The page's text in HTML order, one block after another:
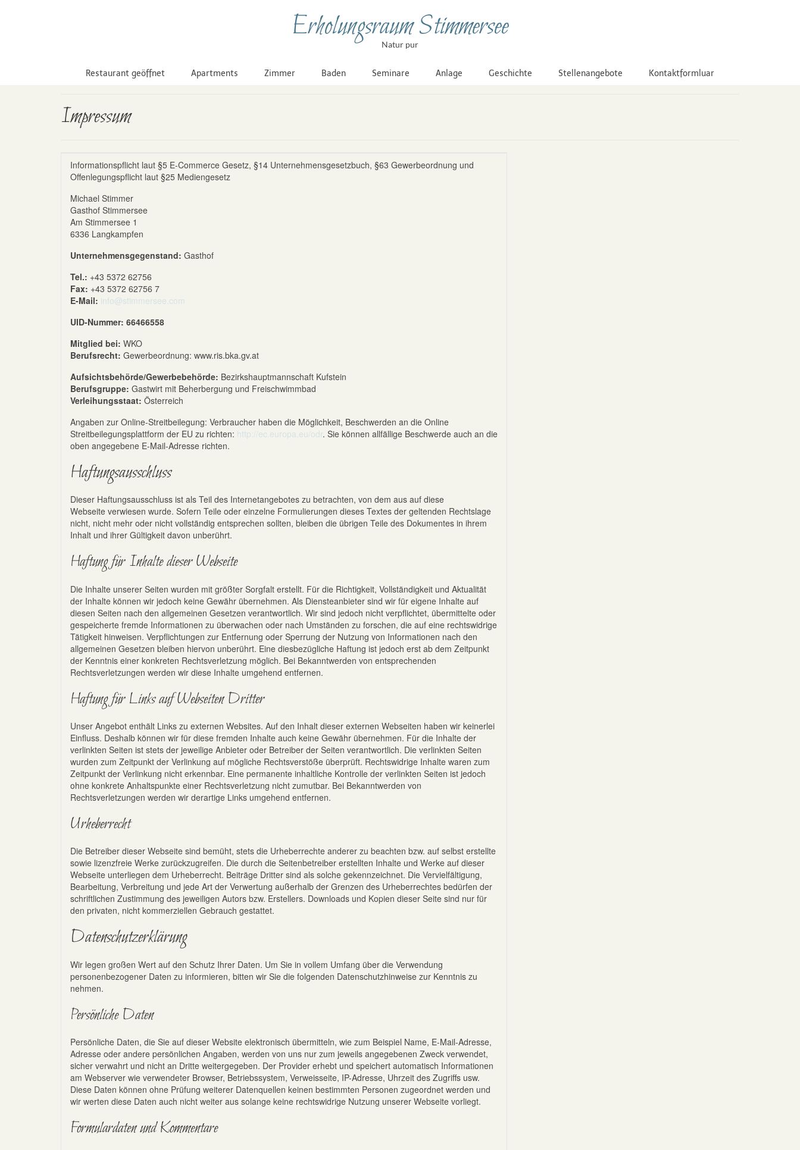
Erholungsraum Stimmersee
Natur pur
Restaurant geöffnet Apartments Zimmer Baden Seminare Anlage Geschichte Stellenangebote Kontaktformluar
Impressum
Informationspflicht laut §5 E-Commerce Gesetz, §14 Unternehmensgesetzbuch, §63 Gewerbeordnung und
Offenlegungspflicht laut §25 Mediengesetz
Michael Stimmer
Gasthof Stimmersee
Am Stimmersee 1
6336 Langkampfen
Unternehmensgegenstand: Gasthof
Tel.: +43 5372 62756
Fax: +43 5372 62756 7
E-Mail: info@stimmersee.com
UID-Nummer: 66466558
Mitglied bei: WKO
Berufsrecht: Gewerbeordnung: www.ris.bka.gv.at
Aufsichtsbehörde/Gewerbebehörde: Bezirkshauptmannschaft Kufstein
Berufsgruppe: Gastwirt mit Beherbergung und Freischwimmbad
Verleihungsstaat: Österreich
Angaben zur Online-Streitbeilegung: Verbraucher haben die Möglichkeit, Beschwerden an die Online
Streitbeilegungsplattform der EU zu richten: http://ec.europa.eu/odr. Sie können allfällige Beschwerde auch an die
oben angegebene E-Mail-Adresse richten.
Haftungsausschluss
Dieser Haftungsausschluss ist als Teil des Internetangebotes zu betrachten, von dem aus auf diese
Webseite verwiesen wurde. Sofern Teile oder einzelne Formulierungen dieses Textes der geltenden Rechtslage
nicht, nicht mehr oder nicht vollständig entsprechen sollten, bleiben die übrigen Teile des Dokumentes in ihrem
Inhalt und ihrer Gültigkeit davon unberührt.
Haftung für Inhalte dieser Webseite
Die Inhalte unserer Seiten wurden mit größter Sorgfalt erstellt. Für die Richtigkeit, Vollständigkeit und Aktualität
der Inhalte können wir jedoch keine Gewähr übernehmen. Als Diensteanbieter sind wir für eigene Inhalte auf
diesen Seiten nach den allgemeinen Gesetzen verantwortlich. Wir sind jedoch nicht verpflichtet, übermittelte oder
gespeicherte fremde Informationen zu überwachen oder nach Umständen zu forschen, die auf eine rechtswidrige
Tätigkeit hinweisen. Verpflichtungen zur Entfernung oder Sperrung der Nutzung von Informationen nach den
allgemeinen Gesetzen bleiben hiervon unberührt. Eine diesbezügliche Haftung ist jedoch erst ab dem Zeitpunkt
der Kenntnis einer konkreten Rechtsverletzung möglich. Bei Bekanntwerden von entsprechenden
Rechtsverletzungen werden wir diese Inhalte umgehend entfernen.
Haftung für Links auf Webseiten Dritter
Unser Angebot enthält Links zu externen Websites. Auf den Inhalt dieser externen Webseiten haben wir keinerlei
Einfluss. Deshalb können wir für diese fremden Inhalte auch keine Gewähr übernehmen. Für die Inhalte der
verlinkten Seiten ist stets der jeweilige Anbieter oder Betreiber der Seiten verantwortlich. Die verlinkten Seiten
wurden zum Zeitpunkt der Verlinkung auf mögliche Rechtsverstöße überprüft. Rechtswidrige Inhalte waren zum
Zeitpunkt der Verlinkung nicht erkennbar. Eine permanente inhaltliche Kontrolle der verlinkten Seiten ist jedoch
ohne konkrete Anhaltspunkte einer Rechtsverletzung nicht zumutbar. Bei Bekanntwerden von
Rechtsverletzungen werden wir derartige Links umgehend entfernen.
Urheberrecht
Die Betreiber dieser Webseite sind bemüht, stets die Urheberrechte anderer zu beachten bzw. auf selbst erstellte
sowie lizenzfreie Werke zurückzugreifen. Die durch die Seitenbetreiber erstellten Inhalte und Werke auf dieser
Webseite unterliegen dem Urheberrecht. Beiträge Dritter sind als solche gekennzeichnet. Die Vervielfältigung,
Bearbeitung, Verbreitung und jede Art der Verwertung außerhalb der Grenzen des Urheberrechtes bedürfen der
schriftlichen Zustimmung des jeweiligen Autors bzw. Erstellers. Downloads und Kopien dieser Seite sind nur für
den privaten, nicht kommerziellen Gebrauch gestattet.
Datenschutzerklärung
Wir legen großen Wert auf den Schutz Ihrer Daten. Um Sie in vollem Umfang über die Verwendung
personenbezogener Daten zu informieren, bitten wir Sie die folgenden Datenschutzhinweise zur Kenntnis zu
nehmen.
Persönliche Daten
Persönliche Daten, die Sie auf dieser Website elektronisch übermitteln, wie zum Beispiel Name, E-Mail-Adresse,
Adresse oder andere persönlichen Angaben, werden von uns nur zum jeweils angegebenen Zweck verwendet,
sicher verwahrt und nicht an Dritte weitergegeben. Der Provider erhebt und speichert automatisch Informationen
am Webserver wie verwendeter Browser, Betriebssystem, Verweisseite, IP-Adresse, Uhrzeit des Zugriffs usw.
Diese Daten können ohne Prüfung weiterer Datenquellen keinen bestimmten Personen zugeordnet werden und
wir werten diese Daten auch nicht weiter aus solange keine rechtswidrige Nutzung unserer Webseite vorliegt.
Formulardaten und Kommentare